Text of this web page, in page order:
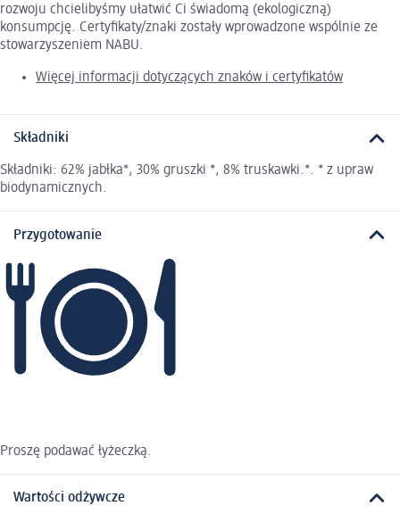
rozwoju chcielibyśmy ułatwić Ci świadomą (ekologiczną)
konsumpcję. Certyfikaty/znaki zostały wprowadzone wspólnie ze
stowarzyszeniem NABU.
Więcej informacji dotyczących znaków i certyfikatów
Składniki
Składniki: 62% jabłka*, 30% gruszki *, 8% truskawki.*. * z upraw
biodynamicznych.
Przygotowanie
Proszę podawać łyżeczką.
Wartości odżywcze